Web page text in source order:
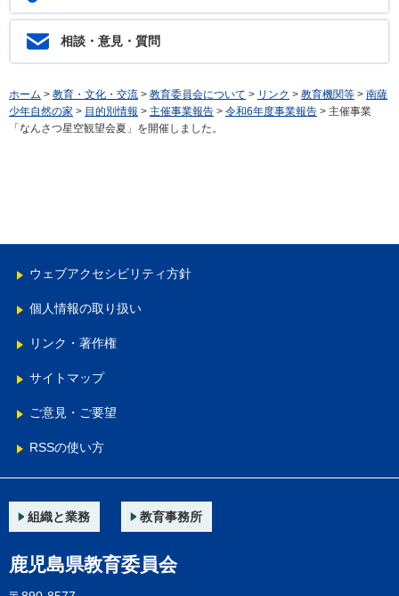
相談・意見・質問
ホーム > 教育・文化・交流 > 教育委員会について > リンク > 教育機関等 > 南薩
少年自然の家 > 目的別情報 > 主催事業報告 > 令和6年度事業報告 > 主催事業
「なんさつ星空観望会夏」を開催しました。
ウェブアクセシビリティ方針
個人情報の取り扱い
リンク・著作権
サイトマップ
ご意見・ご要望
RSSの使い方
組織と業務 教育事務所
鹿児島県教育委員会